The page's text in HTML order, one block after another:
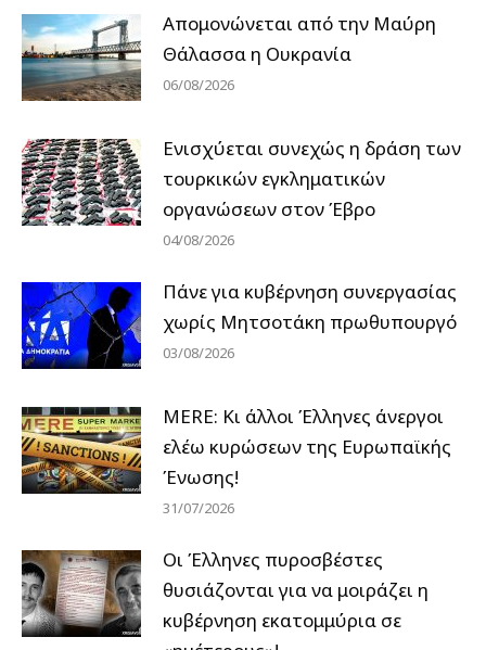
Απομονώνεται από την Μαύρη
Θάλασσα η Ουκρανία
06/08/2026
Ενισχύεται συνεχώς η δράση των
τουρκικών εγκληματικών
οργανώσεων στον Έβρο
04/08/2026
Πάνε για κυβέρνηση συνεργασίας
χωρίς Μητσοτάκη πρωθυπουργό
03/08/2026
MERE: Κι άλλοι Έλληνες άνεργοι
ελέω κυρώσεων της Ευρωπαϊκής
Ένωσης!
31/07/2026
Οι Έλληνες πυροσβέστες
θυσιάζονται για να μοιράζει η
κυβέρνηση εκατομμύρια σε